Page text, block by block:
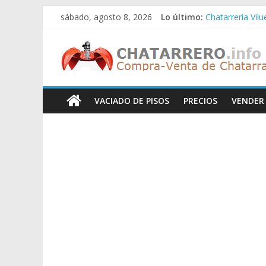
Saltar
contenido
sábado, agosto 8, 2026 Lo último: Chatarreria
Chatarreria
Chatarreria
Chatarreros
–
Precio
VACIADO DE PISOS PRECIOS